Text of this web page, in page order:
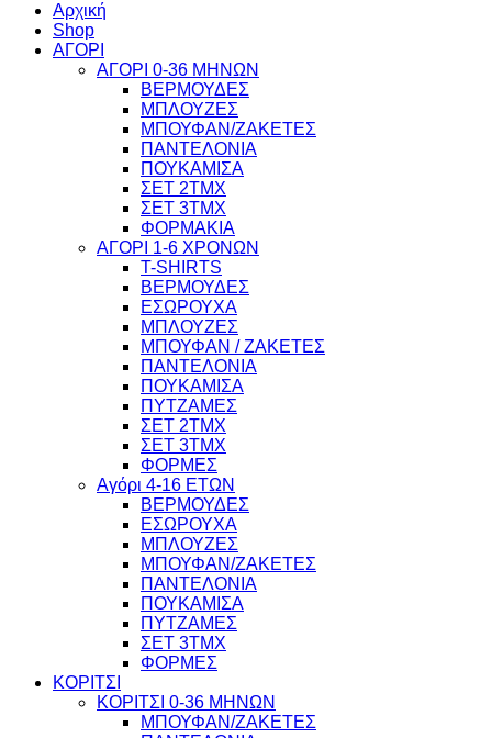
Αρχική
Shop
ΑΓΟΡΙ
ΑΓΟΡΙ 0-36 ΜΗΝΩΝ
ΒΕΡΜΟΥΔΕΣ
ΜΠΛΟΥΖΕΣ
ΜΠΟΥΦΑΝ/ΖΑΚΕΤΕΣ
ΠΑΝΤΕΛΟΝΙΑ
ΠΟΥΚΑΜΙΣΑ
ΣΕΤ 2ΤΜΧ
ΣΕΤ 3ΤΜΧ
ΦΟΡΜΑΚΙΑ
ΑΓΟΡΙ 1-6 ΧΡΟΝΩΝ
T-SHIRTS
ΒΕΡΜΟΥΔΕΣ
ΕΣΩΡΟΥΧΑ
ΜΠΛΟΥΖΕΣ
ΜΠΟΥΦΑΝ / ΖΑΚΕΤΕΣ
ΠΑΝΤΕΛΟΝΙΑ
ΠΟΥΚΑΜΙΣΑ
ΠΥΤΖΑΜΕΣ
ΣΕΤ 2ΤΜΧ
ΣΕΤ 3ΤΜΧ
ΦΟΡΜΕΣ
Αγόρι 4-16 ΕΤΩΝ
ΒΕΡΜΟΥΔΕΣ
ΕΣΩΡΟΥΧΑ
ΜΠΛΟΥΖΕΣ
ΜΠΟΥΦΑΝ/ΖΑΚΕΤΕΣ
ΠΑΝΤΕΛΟΝΙΑ
ΠΟΥΚΑΜΙΣΑ
ΠΥΤΖΑΜΕΣ
ΣΕΤ 3ΤΜΧ
ΦΟΡΜΕΣ
ΚΟΡΙΤΣΙ
ΚΟΡΙΤΣΙ 0-36 ΜΗΝΩΝ
ΜΠΟΥΦΑΝ/ΖΑΚΕΤΕΣ